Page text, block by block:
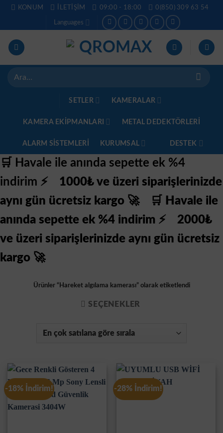
İçeriğeKONUM İLETIŞIM 09:00 - 18:00 0(850) 309 63 54
Languages
Ara:
SETLER KAMERALAR
KAMERA EKİPMANLARI METAL DEDEKTÖRLERI
ALARM SISTEMLERI KURUMSAL DESTEK
🛒 Havale ile anında sepette ek %4
indirim ⚡
1000₺ ve üzeri siparişlerinizde
aynı gün ücretsiz kargo 🚀
🛒 Havale ile
anında sepette ek %4 indirim ⚡
2000₺
ve üzeri siparişlerinizde aynı gün ücretsiz
kargo 🚀
Ürünler “Hareket algılama kamerası” olarak etiketlendi
SEÇENEKLER
-18% İndirim! -28% İndirim!